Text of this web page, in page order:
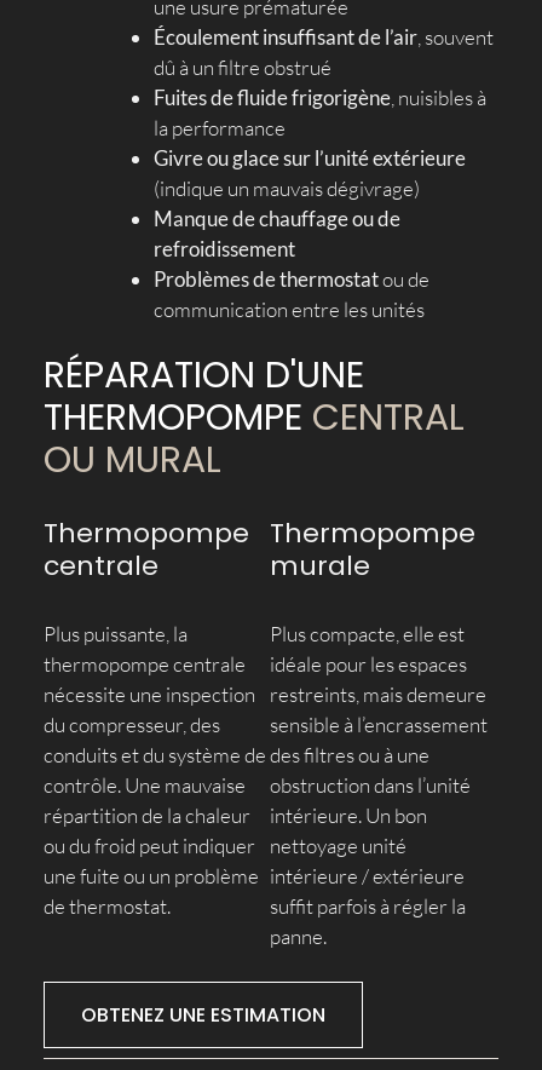
une usure prématurée
Écoulement insuffisant de l’air, souvent
dû à un filtre obstrué
Fuites de fluide frigorigène, nuisibles à
la performance
Givre ou glace sur l’unité extérieure
(indique un mauvais dégivrage)
Manque de chauffage ou de
refroidissement
Problèmes de thermostatou de
communication entre les unités
RÉPARATION D'UNE
THERMOPOMPE CENTRAL
OU MURAL
Thermopompe
centrale
Plus puissante, la
thermopompe centrale
nécessite une inspection
du compresseur, des
conduits et du système de
contrôle. Une mauvaise
répartition de la chaleur
ou du froid peut indiquer
une fuite ou un problème
de thermostat.
Thermopompe
murale
Plus compacte, elle est
idéale pour les espaces
restreints, mais demeure
sensible à l’encrassement
des filtres ou à une
obstruction dans l’unité
intérieure. Un bon
nettoyage unité
intérieure / extérieure
suffit parfois à régler la
panne.
OBTENEZ UNE ESTIMATION